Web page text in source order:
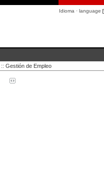
Idioma · language
:: Gestión de Empleo